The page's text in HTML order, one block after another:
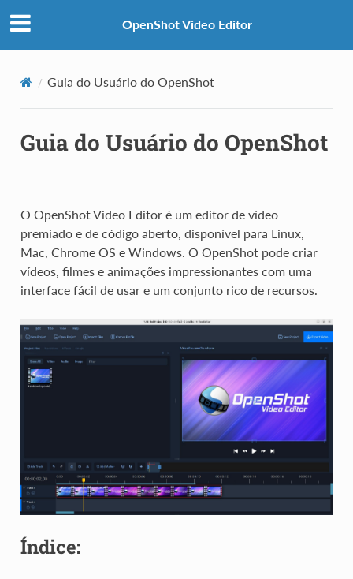
OpenShot Video Editor
Guia do Usuário do OpenShot
Guia do Usuário do OpenShot
O OpenShot Video Editor é um editor de vídeo
premiado e de código aberto, disponível para Linux,
Mac, Chrome OS e Windows. O OpenShot pode criar
vídeos, filmes e animações impressionantes com uma
interface fácil de usar e um conjunto rico de recursos.
Índice: